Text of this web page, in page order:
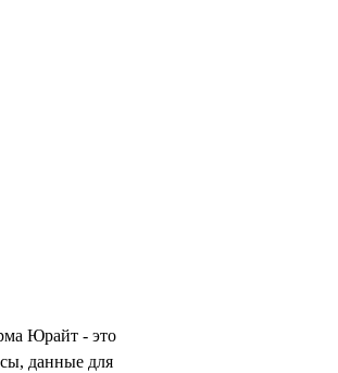
Юрайт - это
данные для